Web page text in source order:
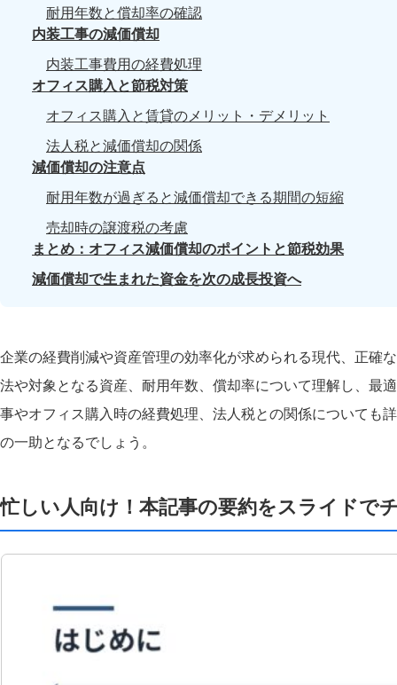
耐用年数と償却率の確認
内装工事の減価償却
内装工事費用の経費処理
オフィス購入と節税対策
オフィス購入と賃貸のメリット・デメリット
法人税と減価償却の関係
減価償却の注意点
耐用年数が過ぎると減価償却できる期間の短縮
売却時の譲渡税の考慮
まとめ：オフィス減価償却のポイントと節税効果
減価償却で生まれた資金を次の成長投資へ
企業の経費削減や資産管理の効率化が求められる現代、正確
法や対象となる資産、耐用年数、償却率について理解し、最
事やオフィス購入時の経費処理、法人税との関係についても
の一助となるでしょう。
忙しい人向け！本記事の要約をスライドで